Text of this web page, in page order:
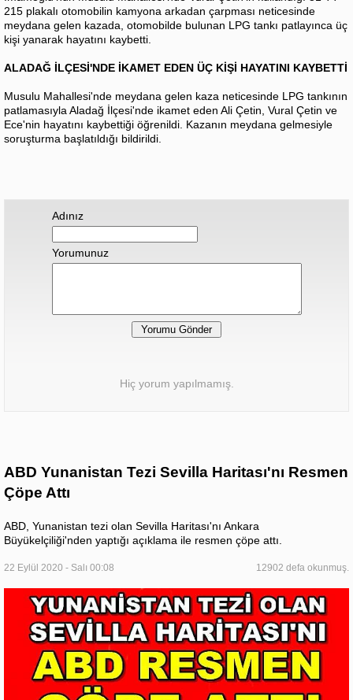
215 plakalı otomobilin kamyona arkadan çarpması neticesinde
meydana gelen kazada, otomobilde bulunan LPG tankı patlayınca üç
kişi yanarak hayatını kaybetti.
ALADAĞ İLÇESİ'NDE İKAMET EDEN ÜÇ KİŞİ HAYATINI KAYBETTİ
Musulu Mahallesi'nde meydana gelen kaza neticesinde LPG tankının
patlamasıyla Aladağ İlçesi'nde ikamet eden Ali Çetin, Vural Çetin ve
Ece'nin hayatını kaybettiği öğrenildi. Kazanın meydana gelmesiyle
soruşturma başlatıldığı bildirildi.
Adınız
Yorumunuz
Hiç yorum yapılmamış.
ABD Yunanistan Tezi Sevilla Haritası'nı Resmen
Çöpe Attı
ABD, Yunanistan tezi olan Sevilla Haritası'nı Ankara
Büyükelçiliği'nden yaptığı açıklama ile resmen çöpe attı.
22 Eylül 2020 - Salı 00:08 12902 defa okunmuş.